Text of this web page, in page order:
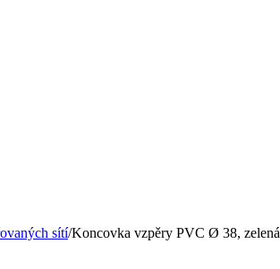
sítí/Koncovka vzpěry PVC Ø 38, zelená